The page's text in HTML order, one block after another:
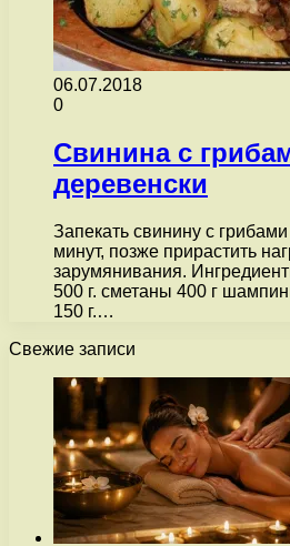
06.07.2018
0
Свинина с
деревенски
Запекать свинину с
минут, позже прирастить
зарумянивания.
500 г. сметаны 400 г
150 г.…
Свежие записи